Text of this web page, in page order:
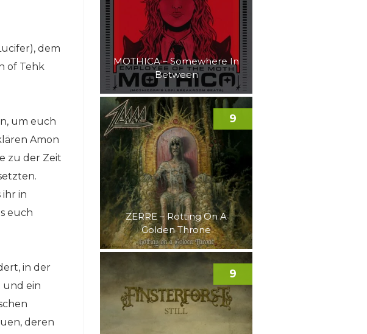
dem
of Tehk
um euch
Amon
zu der Zeit
in
euch
in der
und ein
deren
MOTHICA – Somewhere In
Between
ZERRE – Rotting On A
Golden Throne
9
9